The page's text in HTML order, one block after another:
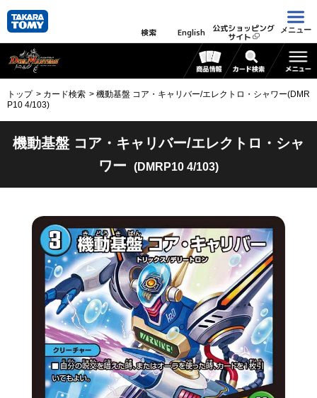
検索 English 公式ショッピング
サイト
メニュー
トップ カード検索
機動基盤 コア・キャリバー/エレクトロ・シャワー(DMR
P10 4/103)
機動基盤 コア・キャリバー/エレクトロ・シャ
ワー
(DMRP10 4/103)